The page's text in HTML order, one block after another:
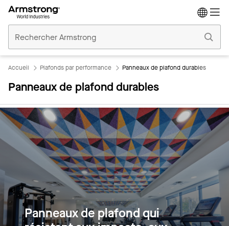
Plafonds
Commerciaux
Accueil Plafonds par performance Panneaux de plafond durables
Panneaux de plafond durables
Panneaux de plafond qui